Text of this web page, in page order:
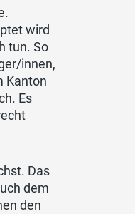
wird
tun. So
innen,
Kanton
Es
Das
dem
den